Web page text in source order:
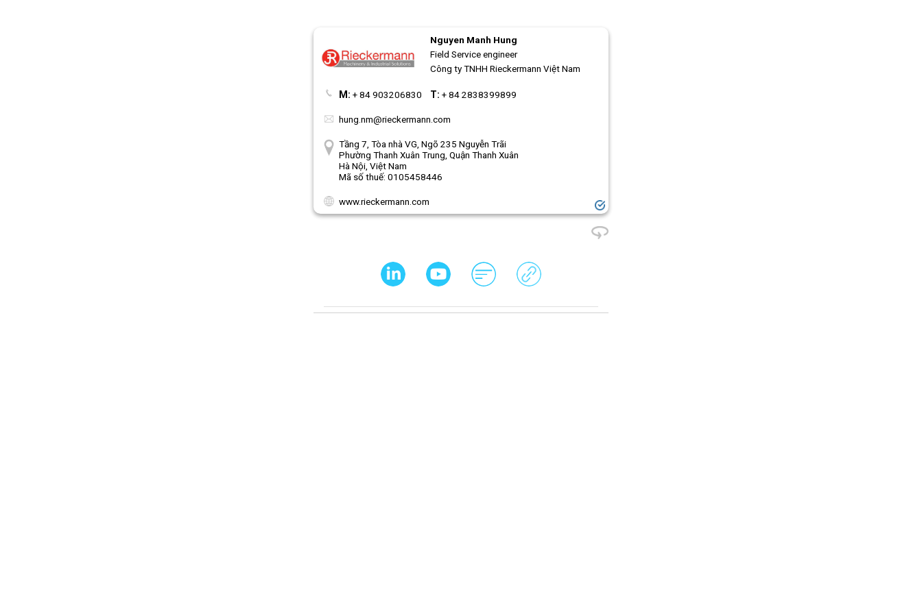
Nguyen Manh Hung
Field Service engineer
Công ty TNHH Rieckermann Việt Nam
M: + 84 903206830 T: + 84 2838399899
hung.nm@rieckermann.com
Tầng 7, Tòa nhà VG, Ngõ 235 Nguyễn Trãi
Phường Thanh Xuân Trung, Quận Thanh Xuân
Hà Nội, Việt Nam
Mã số thuế: 0105458446
www.rieckermann.com